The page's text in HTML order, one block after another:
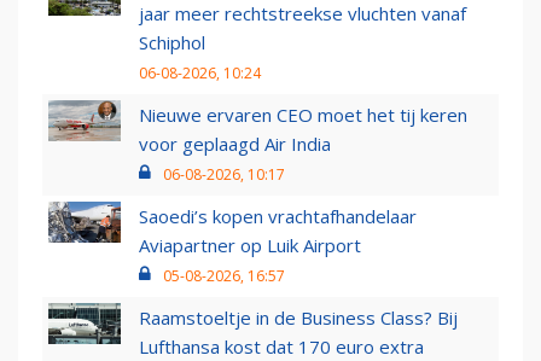
jaar meer rechtstreekse vluchten vanaf
Schiphol
06-08-2026, 10:24
Nieuwe ervaren CEO moet het tij keren
voor geplaagd Air India
06-08-2026, 10:17
Saoedi’s kopen vrachtafhandelaar
Aviapartner op Luik Airport
05-08-2026, 16:57
Raamstoeltje in de Business Class? Bij
Lufthansa kost dat 170 euro extra